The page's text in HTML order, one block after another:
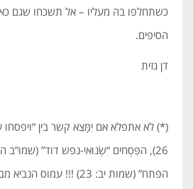
כשתחלפו בהּ מעליו – אל תשכחו שגם
הסיפים.
דן גזית
(*) לא אתפלא אם יִמָּצֵא קשר בין “ויפסחו